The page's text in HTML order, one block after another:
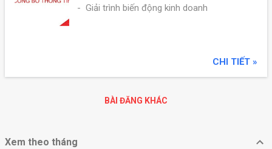
- Giải trình biến động kinh doanh
CHI TIẾT »
BÀI ĐĂNG KHÁC
Xem theo tháng